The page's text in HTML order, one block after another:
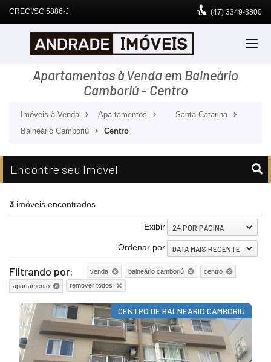
CRECI/SC 5886-J (47) 3349-3800
Apartamentos à Venda em Balneário
Camboriú - Centro
Imóveis à Venda Apartamentos
Santa Catarina
Balneário Camboriú
Centro
Encontre seu Imóvel
3 imóveis encontrados
Exibir 24 POR PÁGINA
Ordenar por DATA MAIS RECENTE
Filtrando por: venda balneário camboriú
centro
apartamento
remover todos
CENTRO DE BALNEARIO CAMBORIU